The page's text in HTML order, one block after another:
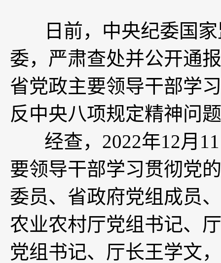
日前，中央纪委国家
委，严肃查处并公开通
省党政主要领导干部学
反中央八项规定精神问
经查，2022年12月11
要领导干部学习贯彻党
委员、省政府党组成员
农业农村厅党组书记、
党组书记、厅长王学文